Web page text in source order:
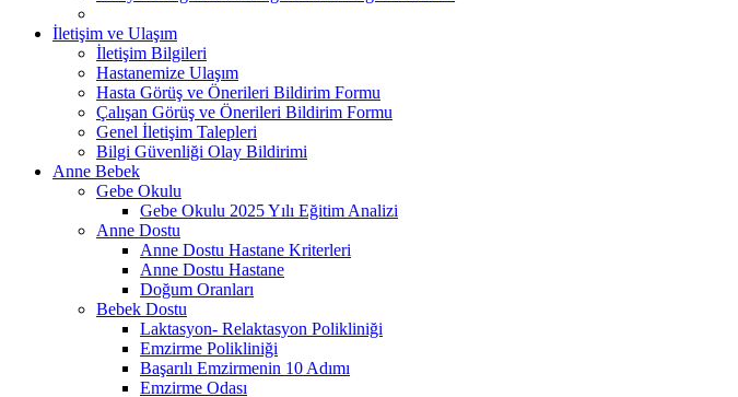
İletişim ve Ulaşım
İletişim Bilgileri
Hastanemize Ulaşım
Hasta Görüş ve Önerileri Bildirim Formu
Çalışan Görüş ve Önerileri Bildirim Formu
Genel İletişim Talepleri
Bilgi Güvenliği Olay Bildirimi
Anne Bebek
Gebe Okulu
Gebe Okulu 2025 Yılı Eğitim Analizi
Anne Dostu
Anne Dostu Hastane Kriterleri
Anne Dostu Hastane
Doğum Oranları
Bebek Dostu
Laktasyon- Relaktasyon Polikliniği
Emzirme Polikliniği
Başarılı Emzirmenin 10 Adımı
Emzirme Odası